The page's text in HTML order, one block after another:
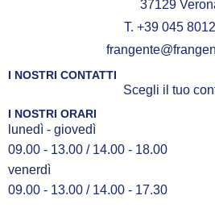
37129
T. +39 045
I NOSTRI CONTATTI
Scegli il tuo
I NOSTRI ORARI
lunedì - giovedì
09.00 - 13.00 / 14.00 - 18.00
venerdì
09.00 - 13.00 / 14.00 - 17.30